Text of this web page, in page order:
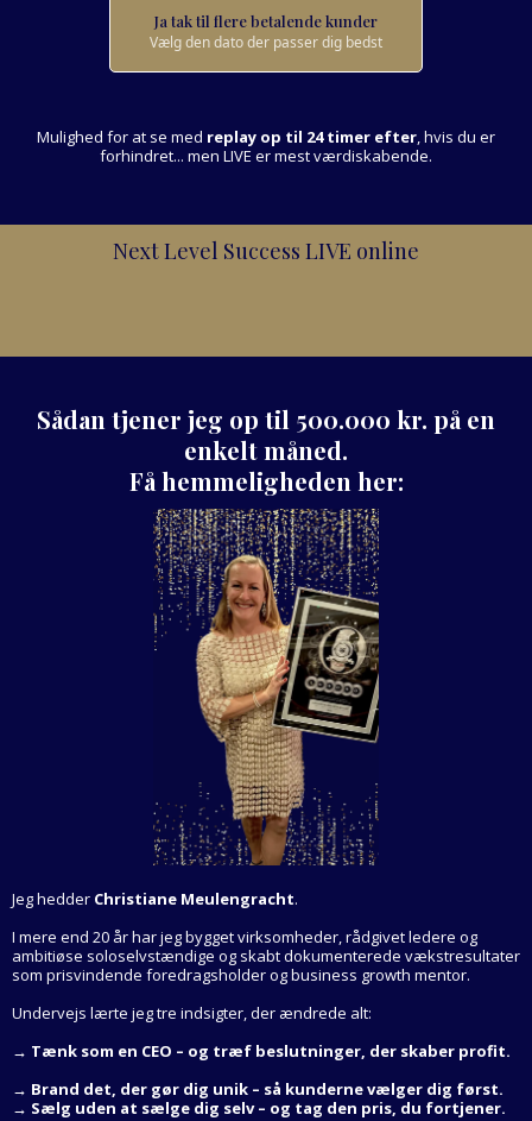
Ja tak til flere betalende kunder
Vælg den dato der passer dig bedst
Mulighed for at se med replay op til 24 timer efter, hvis du er
forhindret... men LIVE er mest værdiskabende.
Next Level Success LIVE online
Sådan tjener jeg op til 500.000 kr. på en
enkelt måned.
Få hemmeligheden her:
Jeg hedder Christiane Meulengracht.
I mere end 20 år har jeg bygget virksomheder, rådgivet ledere og
ambitiøse soloselvstændige og skabt dokumenterede vækstresultater
som prisvindende foredragsholder og business growth mentor.
Undervejs lærte jeg tre indsigter, der ændrede alt:
→ Tænk som en CEO – og træf beslutninger, der skaber profit.
→ Brand det, der gør dig unik – så kunderne vælger dig først.
→ Sælg uden at sælge dig selv – og tag den pris, du fortjener.